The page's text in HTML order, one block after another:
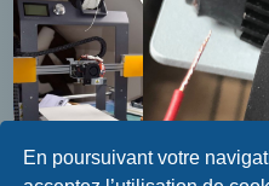
En poursuivant votre